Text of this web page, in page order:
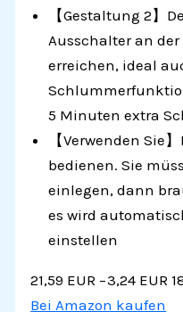
【Gestaltung 2】
Ausschalter an
erreichen, ideal
5 Minuten extra
【Verwenden Sie
bedienen. Sie
einlegen, dann
es wird
einstellen
21,59 EUR −3,24 EUR
Bei Amazon kaufen